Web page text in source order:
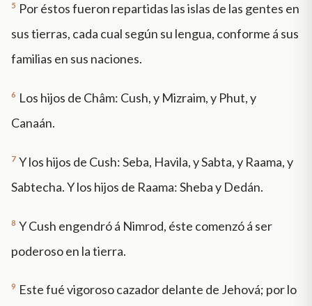
5 Por éstos fueron repartidas las islas de las gentes en
sus tierras, cada cual según su lengua, conforme á sus
familias en sus naciones.
6 Los hijos de Châm: Cush, y Mizraim, y Phut, y
Canaán.
7 Y los hijos de Cush: Seba, Havila, y Sabta, y Raama, y
Sabtecha. Y los hijos de Raama: Sheba y Dedán.
8 Y Cush engendró á Nimrod, éste comenzó á ser
poderoso en la tierra.
9 Este fué vigoroso cazador delante de Jehová; por lo